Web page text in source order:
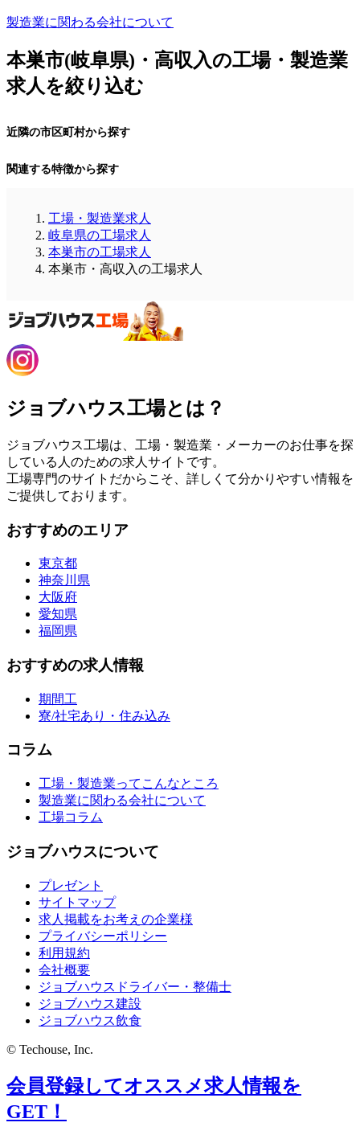
製造業に関わる会社について
本巣市(岐阜県)・高収入の工場・製造業
求人を絞り込む
近隣の市区町村から探す
関連する特徴から探す
工場・製造業求人
岐阜県の工場求人
本巣市の工場求人
本巣市・高収入の工場求人
ジョブハウス工場とは？
ジョブハウス工場は、工場・製造業・メーカーのお仕事を探
している人のための求人サイトです。
工場専門のサイトだからこそ、詳しくて分かりやすい情報を
ご提供しております。
おすすめのエリア
東京都
神奈川県
大阪府
愛知県
福岡県
おすすめの求人情報
期間工
寮/社宅あり・住み込み
コラム
工場・製造業ってこんなところ
製造業に関わる会社について
工場コラム
ジョブハウスについて
プレゼント
サイトマップ
求人掲載をお考えの企業様
プライバシーポリシー
利用規約
会社概要
ジョブハウスドライバー・整備士
ジョブハウス建設
ジョブハウス飲食
© Techouse, Inc.
会員登録してオススメ求人情報を
GET！